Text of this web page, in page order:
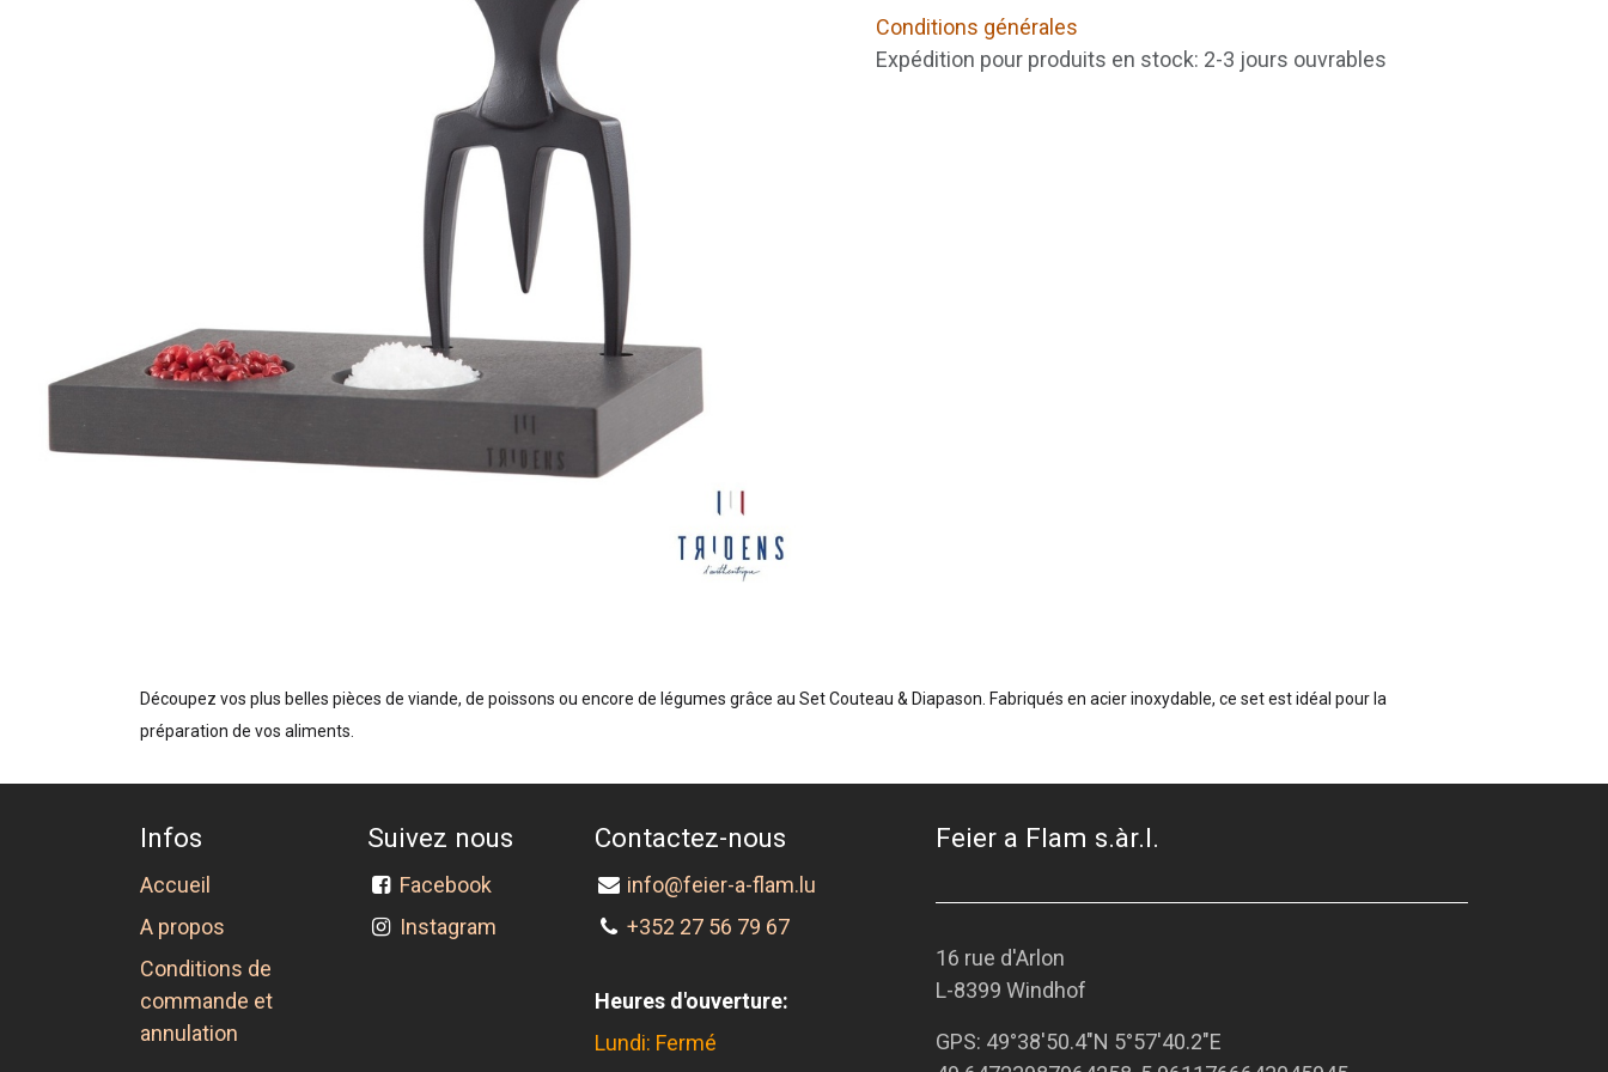
Conditions générales
Expédition pour produits en stock: 2-3 jours ouvrables
Découpez vos plus belles pièces de viande, de poissons ou encore de légumes grâce au Set Couteau & Diapason. Fabriqués en acier inoxydable, ce set est idéal pour la
préparation de vos aliments.
Infos
Accueil
A propos
Conditions de
commande et
annulation
Suivez nous
Facebook
Instagram
Contactez-nous
info@feier-a-flam.lu
+352 27 56 79 67
Heures d'ouverture:
Lundi: Fermé
Feier a Flam s.àr.l.
16 rue d'Arlon
L-8399 Windhof
GPS: 49°38'50.4"N 5°57'40.2"E